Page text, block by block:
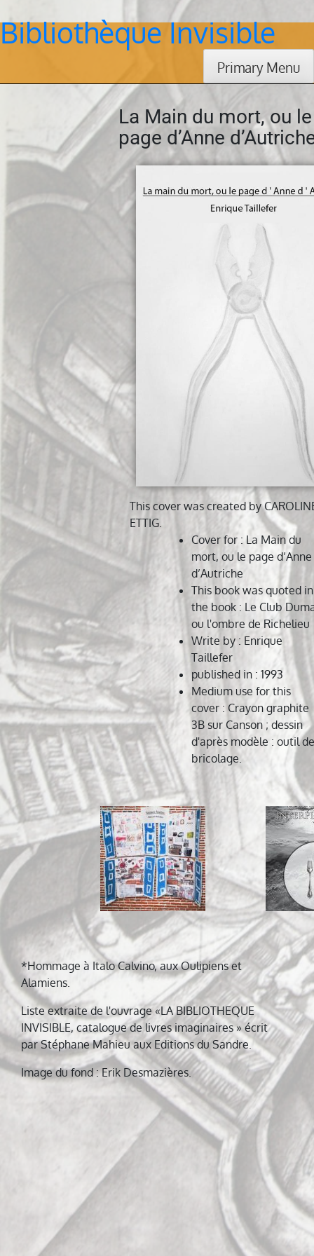
Skip
to
Bibliothèque Invisible
Primary Menu
La Main du mort, ou le
page d’Anne
This cover was created by
ETTIG.
Cover for: La Main du
mort, ou le page d’Anne
d’Autriche
This book was quoted in
the book: Le Club
ou l'ombre de Richelieu
Write by: Enrique
Taillefer
published in: 1993
Medium use for this
cover: Crayon graphite
3B sur Canson ; dessin
d'après modèle : outil de
bricolage.
Navigation
de
l’article
*Hommage à Italo Calvino, aux Oulipiens et
Alamiens.
Liste extraite de l'ouvrage «LA BIBLIOTHEQUE
INVISIBLE, catalogue de livres imaginaires » écrit
par Stéphane Mahieu aux Editions du Sandre.
Image du fond : Erik Desmazières.